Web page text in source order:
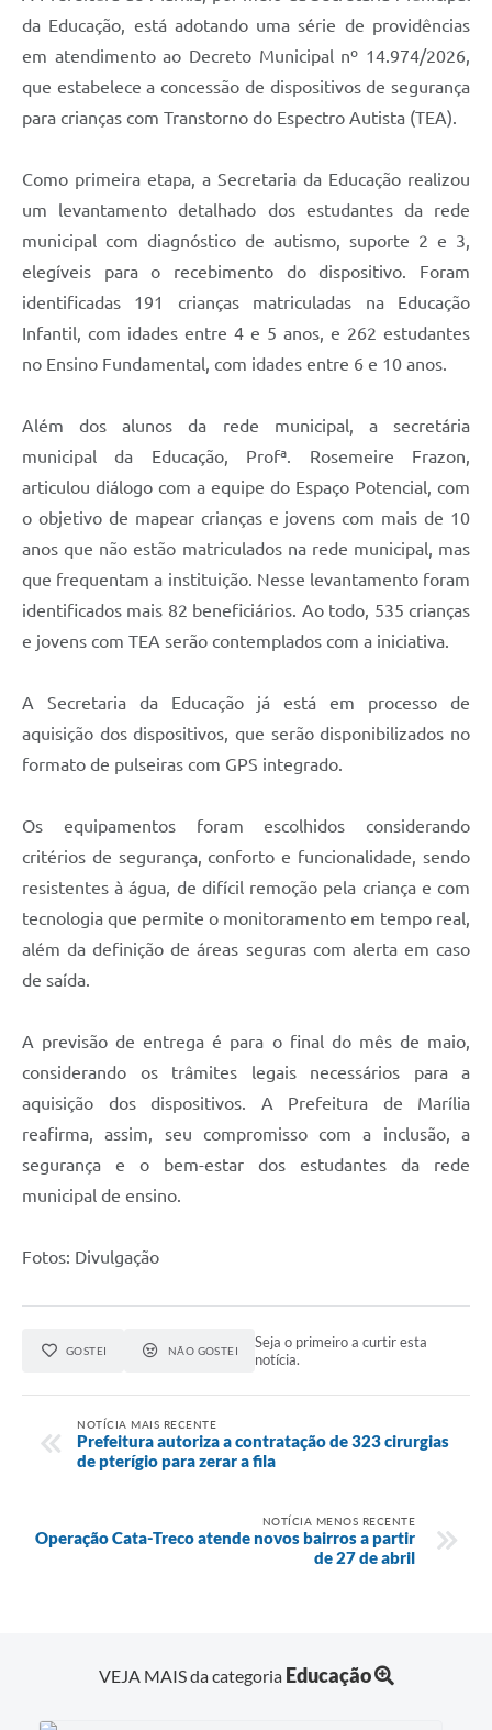
da Educação, está adotando uma série de providências
em atendimento ao Decreto Municipal nº 14.974/2026,
que estabelece a concessão de dispositivos de segurança
para crianças com Transtorno do Espectro Autista (TEA).
Como primeira etapa, a Secretaria da Educação realizou
um levantamento detalhado dos estudantes da rede
municipal com diagnóstico de autismo, suporte 2 e 3,
elegíveis para o recebimento do dispositivo. Foram
identificadas 191 crianças matriculadas na Educação
Infantil, com idades entre 4 e 5 anos, e 262 estudantes
no Ensino Fundamental, com idades entre 6 e 10 anos.
Além dos alunos da rede municipal, a secretária
municipal da Educação, Profª. Rosemeire Frazon,
articulou diálogo com a equipe do Espaço Potencial, com
o objetivo de mapear crianças e jovens com mais de 10
anos que não estão matriculados na rede municipal, mas
que frequentam a instituição. Nesse levantamento foram
identificados mais 82 beneficiários. Ao todo, 535 crianças
e jovens com TEA serão contemplados com a iniciativa.
A Secretaria da Educação já está em processo de
aquisição dos dispositivos, que serão disponibilizados no
formato de pulseiras com GPS integrado.
Os equipamentos foram escolhidos considerando
critérios de segurança, conforto e funcionalidade, sendo
resistentes à água, de difícil remoção pela criança e com
tecnologia que permite o monitoramento em tempo real,
além da definição de áreas seguras com alerta em caso
de saída.
A previsão de entrega é para o final do mês de maio,
considerando os trâmites legais necessários para a
aquisição dos dispositivos. A Prefeitura de Marília
reafirma, assim, seu compromisso com a inclusão, a
segurança e o bem-estar dos estudantes da rede
municipal de ensino.
Fotos: Divulgação
GOSTEI NÃO GOSTEI
Seja o primeiro a curtir esta
notícia.
NOTÍCIA MAIS RECENTE
Prefeitura autoriza a contratação de 323 cirurgias
de pterígio para zerar a fila
NOTÍCIA MENOS RECENTE
Operação Cata-Treco atende novos bairros a partir
de 27 de abril
VEJA MAIS da categoria Educação